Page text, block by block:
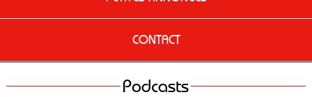
CONTACT
Podcasts